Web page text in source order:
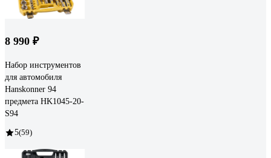
8 990 ₽
Набор инструментов
для автомобиля
Hanskonner 94
предмета HK1045-20-
S94
5(59)